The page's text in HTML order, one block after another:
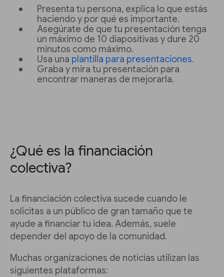
Presenta tu persona, explica lo que estás
haciendo y por qué es importante.
Asegúrate de que tu presentación tenga
un máximo de 10 diapositivas y dure 20
minutos como máximo.
Usa una plantilla para presentaciones.
Graba y mira tu presentación para
encontrar maneras de mejorarla.
¿Qué es la financiación
colectiva?
La financiación colectiva sucede cuando le
solicitas a un público de gran tamaño que te
ayude a financiar tu idea. Además, suele
depender del apoyo de la comunidad.
Muchas organizaciones de noticias utilizan las
siguientes plataformas: